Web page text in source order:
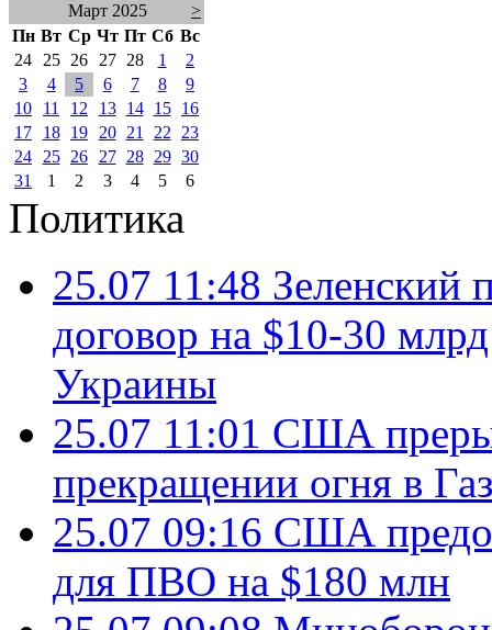
Март 2025
>
Пн Вт Ср Чт Пт Сб Вс
24
25 26 27 28 1
2
3
4 5 6 7 8
9
10
11 12 13 14 15
16
17
18 19 20 21 22
23
24
25 26 27 28 29 30
31
1 2 3 4 5 6
Политика
25.07 11:48 Зеленский
договор на $10-30
Украины
25.07 11:01 США
прекращении огня в
25.07 09:16 США
для ПВО на $180 млн